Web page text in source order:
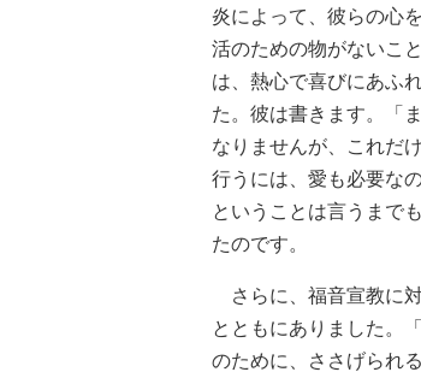
炎によって、彼らの心
活のための物がないこ
は、熱心で喜びにあふ
た。彼は書きます。「
なりませんが、これだ
行うには、愛も必要な
ということは言うまで
たのです。
さらに、福音宣教に
とともにありました。
のために、ささげられ